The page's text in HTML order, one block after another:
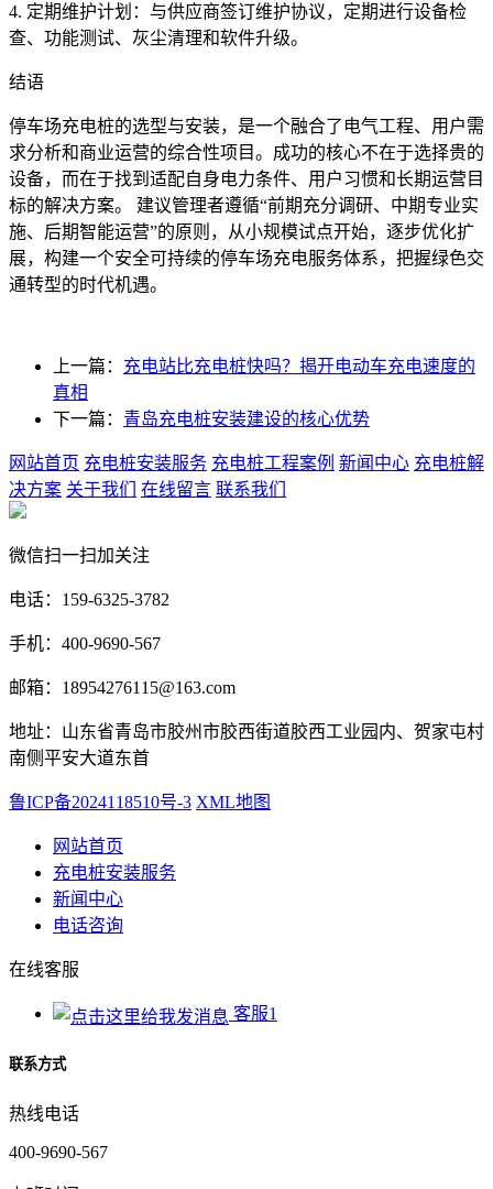
4. 定期维护计划：与供应商签订维护协议，定期进行设备检
查、功能测试、灰尘清理和软件升级。
结语
停车场充电桩的选型与安装，是一个融合了电气工程、用户需
求分析和商业运营的综合性项目。成功的核心不在于选择贵的
设备，而在于找到适配自身电力条件、用户习惯和长期运营目
标的解决方案。 建议管理者遵循“前期充分调研、中期专业实
施、后期智能运营”的原则，从小规模试点开始，逐步优化扩
展，构建一个安全可持续的停车场充电服务体系，把握绿色交
通转型的时代机遇。
上一篇： 充电站比充电桩快吗？揭开电动车充电速度的
真相
下一篇： 青岛充电桩安装建设的核心优势
网站首页 充电桩安装服务 充电桩工程案例 新闻中心 充电桩解
决方案 关于我们 在线留言 联系我们
微信扫一扫加关注
电话：159-6325-3782
手机：400-9690-567
邮箱：18954276115@163.com
地址：山东省青岛市胶州市胶西街道胶西工业园内、贺家屯村
南侧平安大道东首
鲁ICP备2024118510号-3 XML地图
网站首页
充电桩安装服务
新闻中心
电话咨询
在线客服
客服1
联系方式
热线电话
400-9690-567